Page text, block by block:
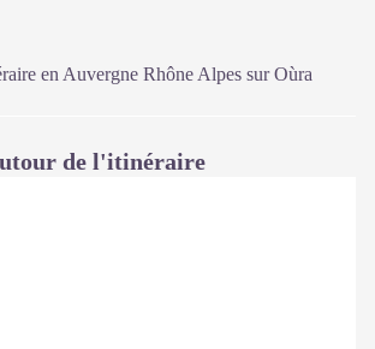
en Auvergne Rhône Alpes surOùra
de l'itinéraire